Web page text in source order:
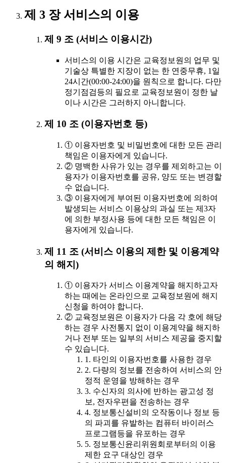
제 3 장 서비스의 이용
제 9 조 (서비스 이용시간)
서비스의 이용 시간은 교육정보원의 업무 및
기술상 특별한 지장이 없는 한 연중무휴, 1일
24시간(00:00-24:00)을 원칙으로 합니다. 다만
정기점검등의 필요로 교육정보원이 정한 날
이나 시간은 그러하지 아니합니다.
제 10 조 (이용자번호 등)
① 이용자번호 및 비밀번호에 대한 모든 관리
책임은 이용자에게 있습니다.
② 명백한 사유가 있는 경우를 제외하고는 이
용자가 이용자번호를 공유, 양도 또는 변경할
수 없습니다.
③ 이용자에게 부여된 이용자번호에 의하여
발생되는 서비스 이용상의 과실 또는 제3자
에 의한 부정사용 등에 대한 모든 책임은 이
용자에게 있습니다.
제 11 조 (서비스 이용의 제한 및 이용계약
의 해지)
① 이용자가 서비스 이용계약을 해지하고자
하는 때에는 온라인으로 교육정보원에 해지
신청을 하여야 합니다.
② 교육정보원은 이용자가 다음 각 호에 해당
하는 경우 사전통지 없이 이용계약을 해지하
거나 전부 또는 일부의 서비스 제공을 중지할
수 있습니다.
1. 타인의 이용자번호를 사용한 경우
2. 다량의 정보를 전송하여 서비스의 안
정적 운영을 방해하는 경우
3. 수신자의 의사에 반하는 광고성 정
보, 전자우편을 전송하는 경우
4. 정보통신설비의 오작동이나 정보 등
의 파괴를 유발하는 컴퓨터 바이러스
프로그램등을 유포하는 경우
5. 정보통신윤리위원회로부터의 이용
제한 요구 대상인 경우